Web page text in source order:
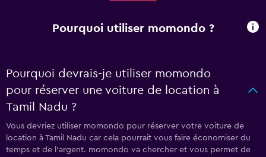
Pourquoi utiliser momondo ?
Pourquoi devrais-je utiliser momondo
pour réserver une voiture de location à
Tamil Nadu ?
Vous devriez utiliser momondo pour réserver votre voiture de
location à Tamil Nadu car cela pourrait vous faire économiser du
temps et de l'argent. momondo va chercher et vous permet de